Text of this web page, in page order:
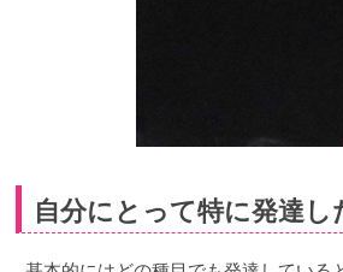
自分にとって特に発達